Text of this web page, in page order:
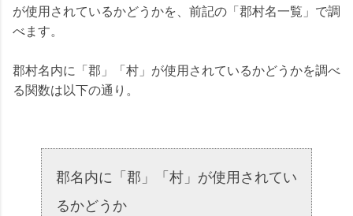
が使用されているかどうかを、前記の「郡村名一覧」で調
べます。
郡村名内に「郡」「村」が使用されているかどうかを調べ
る関数は以下の通り。
郡名内に「郡」「村」が使用されてい
るかどうか